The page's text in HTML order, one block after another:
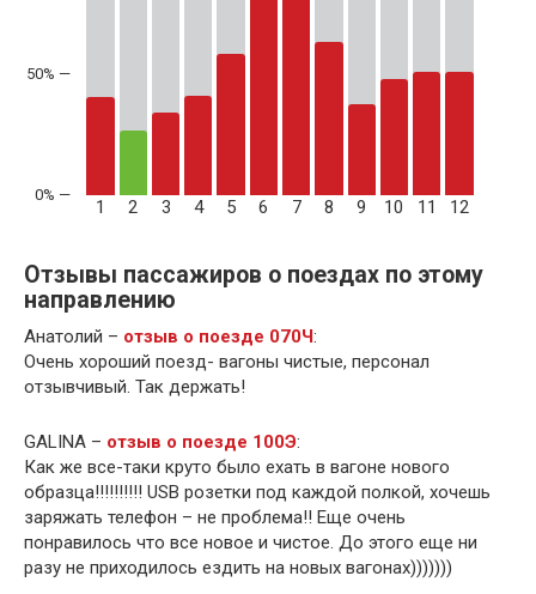
50% —
1 2 3 4 5 6 7 8 9 10 11 12
Отзывы пассажиров о поездах по этому
направлению
Анатолий – отзыв о поезде 070Ч:
Очень хороший поезд- вагоны чистые, персонал
отзывчивый. Так держать!
GALINA – отзыв о поезде 100Э:
Как же все-таки круто было ехать в вагоне нового
образца!!!!!!!!!! USB розетки под каждой полкой, хочешь
заряжать телефон – не проблема!! Еще очень
понравилось что все новое и чистое. До этого еще ни
разу не приходилось ездить на новых вагонах)))))))